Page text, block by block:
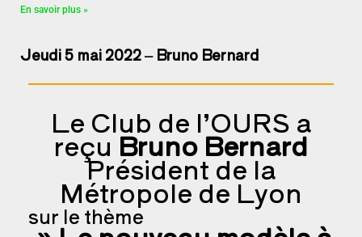
En savoir plus »
Jeudi 5 mai 2022 – Bruno Bernard
Le Club de l’OURS a
reçuBruno Bernard
Président de la
Métropole de Lyon
sur le thème